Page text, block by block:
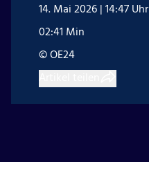
14. Mai 2026 | 14:47 Uhr
02:41 Min
© OE24